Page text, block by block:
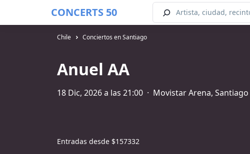
CONCERTS 50
Chile Conciertos en Santiago
Anuel AA
18 Dic, 2026 a las 21:00 · Movistar Arena, Santiago
Entradas desde $157332